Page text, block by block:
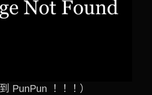
PunPun ！！！）